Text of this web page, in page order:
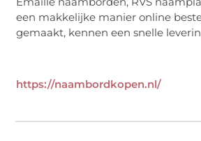
een makkelijke manier online
gemaakt, kennen een snelle
https://naambordkopen.nl/